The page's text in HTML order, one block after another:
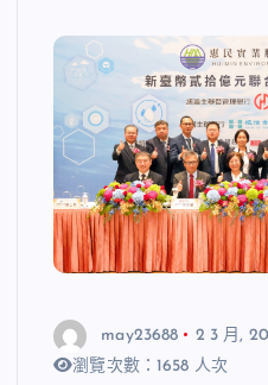
may23688 2 3 月,
瀏覽次數：1658 人次